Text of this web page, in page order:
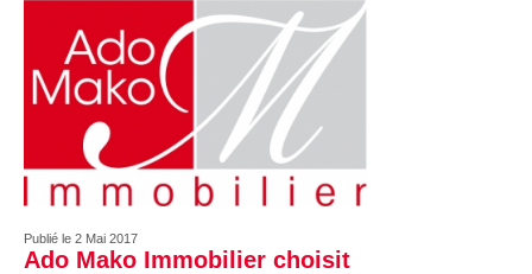
Publié le 2 Mai 2017
Ado Mako Immobilier choisit